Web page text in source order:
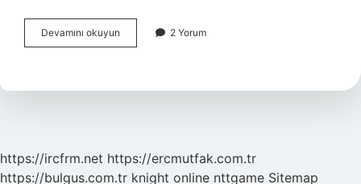
Devamını okuyun
asker
2 Yorum
https://ircfrm.net https://ercmutfak.com.tr
https://bulgus.com.tr knight online nttgame Sitemap